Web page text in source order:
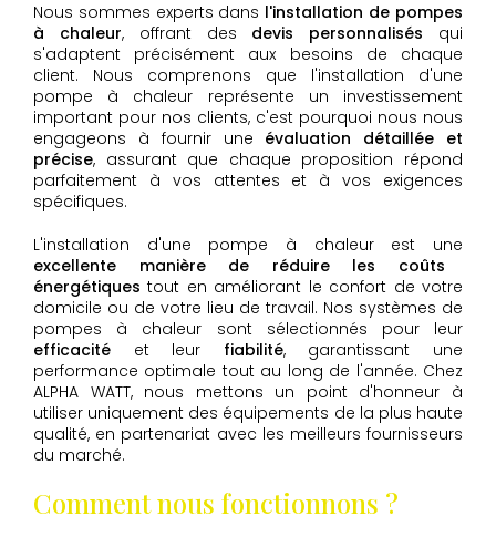
Nous sommes experts dans l'installation de pompes
à chaleur, offrant des devis personnalisés qui
s'adaptent précisément aux besoins de chaque
client. Nous comprenons que l'installation d'une
pompe à chaleur représente un investissement
important pour nos clients, c'est pourquoi nous nous
engageons à fournir une évaluation détaillée et
précise, assurant que chaque proposition répond
parfaitement à vos attentes et à vos exigences
spécifiques.
L'installation d'une pompe à chaleur est une
excellente manière de réduire les coûts
énergétiques tout en améliorant le confort de votre
domicile ou de votre lieu de travail. Nos systèmes de
pompes à chaleur sont sélectionnés pour leur
efficacité et leur fiabilité, garantissant une
performance optimale tout au long de l'année. Chez
ALPHA WATT, nous mettons un point d'honneur à
utiliser uniquement des équipements de la plus haute
qualité, en partenariat avec les meilleurs fournisseurs
du marché.
Comment nous fonctionnons ?